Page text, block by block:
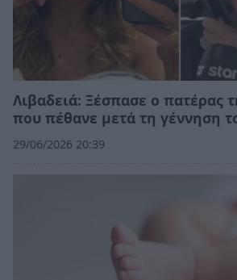
Λιβαδειά: Ξέσπασε ο πατέρας
που πέθανε μετά τη γέννηση
29/06/2026 20:39